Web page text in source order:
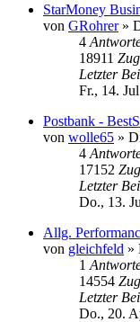
StarMoney
von GRohrer»
4
18911
Letzter
Fr., 14.
Postbank -
von wolle65 »
4
17152
Letzter
Do., 13.
Allg.
von gleichfeld »
1
14554
Letzter
Do., 20.